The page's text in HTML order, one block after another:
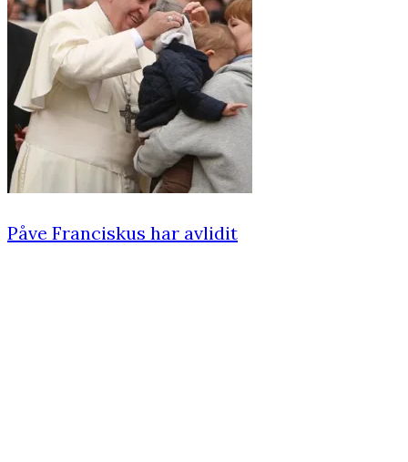
Påve Franciskus har avlidit